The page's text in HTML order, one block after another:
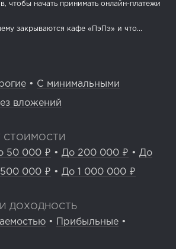
чтобы начать принимать онлайн-платежи
закрываются кафе «ПэПэ» и что...
• С минимальными
вложений
СТОИМОСТИ
50 000 ₽ • До 200 000 ₽ • До
000 ₽ • До 1 000 000 ₽
ДОХОДНОСТЬ
• Прибыльные •